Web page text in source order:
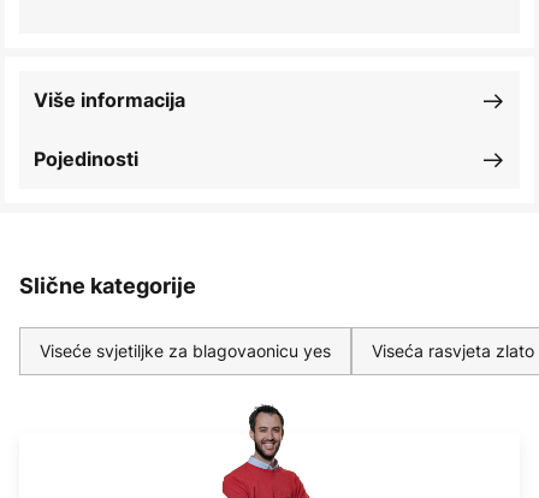
Pojedinosti
Više informacija
Slične kategorije
Viseće svjetiljke za blagovaonicu yes Viseća rasvjeta